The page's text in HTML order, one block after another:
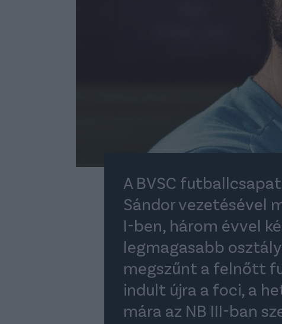
A BVSC
Sándor vezetésével
I-ben, három évvel
legmagasabb
megszűnt a felnőtt
indult újra a foci, a
mára az NB III-ban